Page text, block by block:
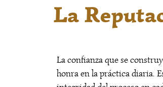
La
La confianza que se
honra en la práctica diaria.